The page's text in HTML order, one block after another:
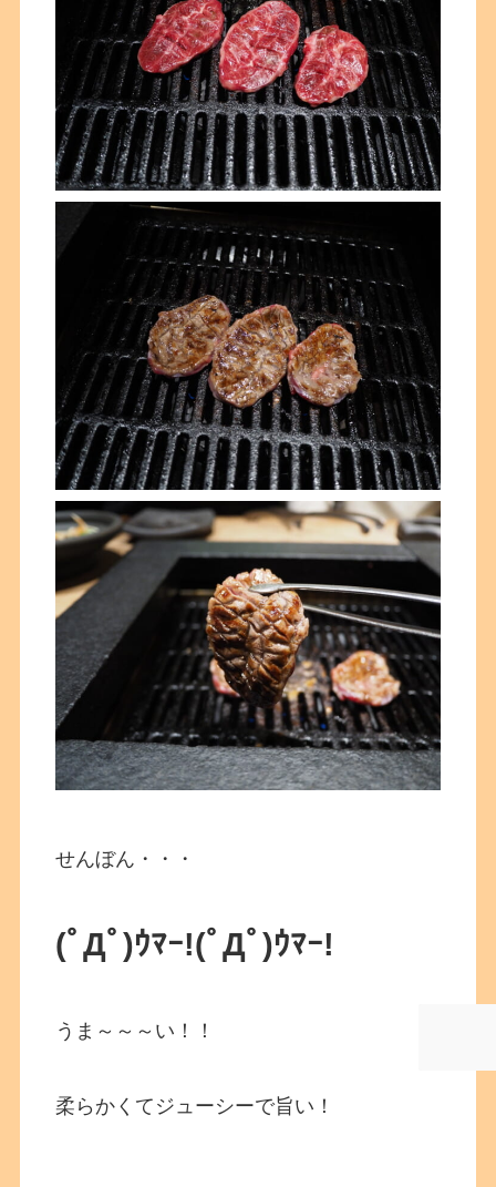
せんぼん・・・
(ﾟДﾟ)ｳﾏｰ!(ﾟДﾟ)ｳﾏｰ!
うま～～～い！！
柔らかくてジューシーで旨い！